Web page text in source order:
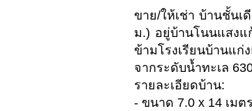
ขาย/ให้เช่า บ้านชั้น
ม.) อยู่บ้านโนนแสงแ
ข้ามโรงเรียนบ้านแ
จากระดับน้ำทะเล
รายละเอียดบ้าน:
- ขนาด 7.0 x 14 เมตร